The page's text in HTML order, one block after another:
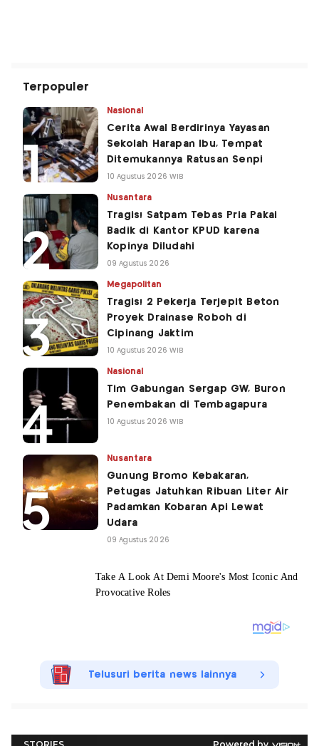
Terpopuler
Nasional
Cerita Awal Berdirinya Yayasan
Sekolah Harapan Ibu, Tempat
Ditemukannya Ratusan Senpi
10 Agustus 2026 WIB
Nusantara
Tragis! Satpam Tebas Pria Pakai
Badik di Kantor KPUD karena
Kopinya Diludahi
09 Agustus 2026
Megapolitan
Tragis! 2 Pekerja Terjepit Beton
Proyek Drainase Roboh di
Cipinang Jaktim
10 Agustus 2026 WIB
Nasional
Tim Gabungan Sergap GW, Buron
Penembakan di Tembagapura
10 Agustus 2026 WIB
Nusantara
Gunung Bromo Kebakaran,
Petugas Jatuhkan Ribuan Liter Air
Padamkan Kobaran Api Lewat
Udara
09 Agustus 2026
Telusuri berita news lainnya